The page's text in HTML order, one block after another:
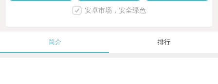
安卓市场，安全绿色
简介 排行